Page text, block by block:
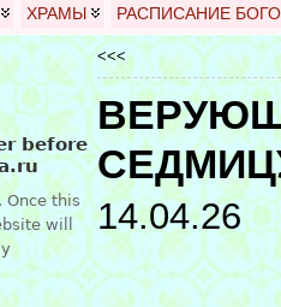
ХРАМЫ РАСПИСАНИЕ
<<<
14.04.26